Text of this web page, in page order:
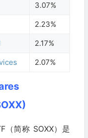
3.07%
2.23%
2.17%
2.07%
（简称 SOXX）是